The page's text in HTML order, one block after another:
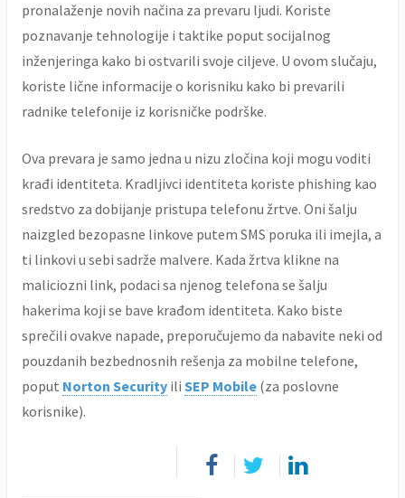
pronalaženje novih načina za prevaru ljudi. Koriste
poznavanje tehnologije i taktike poput socijalnog
inženjeringa kako bi ostvarili svoje ciljeve. U ovom slučaju,
koriste lične informacije o korisniku kako bi prevarili
radnike telefonije iz korisničke podrške.
Ova prevara je samo jedna u nizu zločina koji mogu voditi
krađi identiteta. Kradljivci identiteta koriste phishing kao
sredstvo za dobijanje pristupa telefonu žrtve. Oni šalju
naizgled bezopasne linkove putem SMS poruka ili imejla, a
ti linkovi u sebi sadrže malvere. Kada žrtva klikne na
maliciozni link, podaci sa njenog telefona se šalju
hakerima koji se bave krađom identiteta. Kako biste
sprečili ovakve napade, preporučujemo da nabavite neki od
pouzdanih bezbednosnih rešenja za mobilne telefone,
poput Norton Security ili SEP Mobile (za poslovne
korisnike).